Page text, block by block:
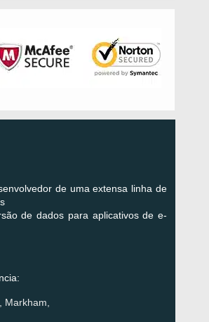
de uma extensa linha de
de dados para aplicativos de e-